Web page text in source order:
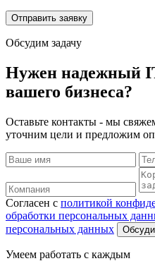
Отправить заявку
Обсудим задачу
Нужен надежный
вашего бизнеса?
Оставьте контакты - мы
уточним цели и предложим
Согласен с политикой
обработки персональных
персональных данных
Умеем работать с каждым